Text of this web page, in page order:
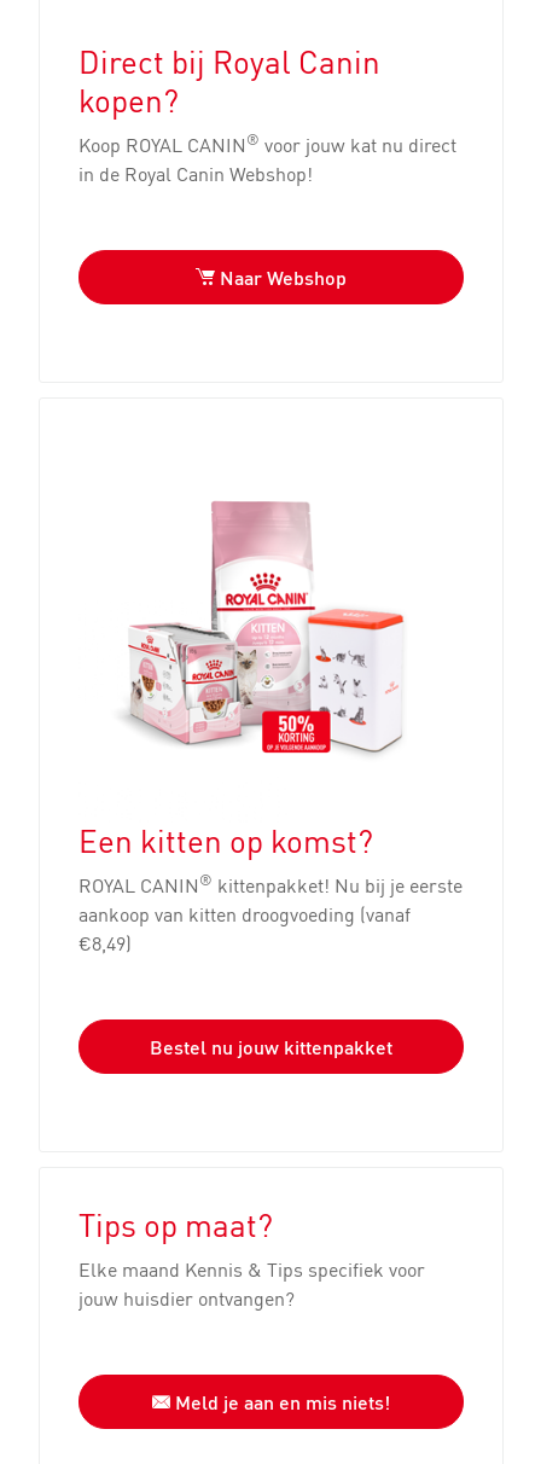
Direct bij Royal Canin
kopen?
Koop ROYAL CANIN® voor jouw kat nu direct
in de Royal Canin Webshop!
Naar Webshop
Een kitten op komst?
ROYAL CANIN® kittenpakket! Nu bij je eerste
aankoop van kitten droogvoeding (vanaf
€8,49)
Bestel nu jouw kittenpakket
Tips op maat?
Elke maand Kennis & Tips specifiek voor
jouw huisdier ontvangen?
Meld je aan en mis niets!